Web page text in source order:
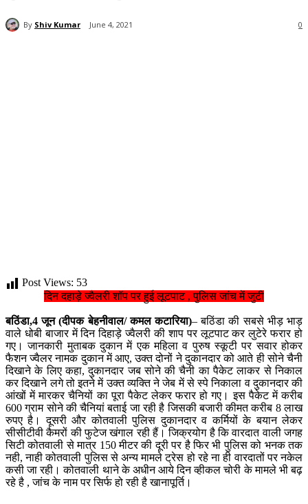
By Shiv Kumar June 4, 2021 0
Post Views: 53
दिन दहाड़े ज्वैलरी शॉप पर हुई लूटपाट , पुलिस जांच में जुटी
बठिंडा,4 जून (दीपक बेहनीवाल/ कमल कटारिया)– बठिंडा की सबसे भीड़ भाड़
वाले धोबी बाजार में दिन दिहाड़े ज्वैलरी की शाप पर लूटपाट कर लुटेरे फरार हो
गए। जानकारी मुताबक दुकान में एक महिला व पुरुष स्कूटी पर सवार होकर
फैशन ज्वैलर नामक दुकान में आए, उक्त दोनों ने दुकानदार को आते ही सोने चैनी
दिखाने के लिए कहा, दुकानदार जब सोने की चैनी का पैकेट लाकर से निकाल
कर दिखाने लगे तो इतने में उक्त व्यक्ति ने जेब में से स्पे निकाला व दुकानदार की
आंखों में मारकर चैनियों का पूरा पैकेट लेकर फरार हो गए। इस पैकेट में करीब
600 ग्राम सोने की चैनियां बताई जा रही है जिसकी बजारी कीमत करीब 8 लाख
रुपए है। दूसरी और कोतवाली पुलिस दुकानदार व कर्मियों के बयान लेकर
सीसीटीवी कैमरों की फुटेज खंगाल रही हैं। जिक्रयोग है कि वारदात वाली जगह
सिटी कोतवाली से मात्र 150 मीटर की दूरी पर है फिर भी पुलिस को भनक तक
नही, नाही कोतवाली पुलिस से अन्य मामले ट्रेस हो रहे ना ही वारदातों पर नकेल
कसी जा रही। कोतवाली थाने के अधीन आये दिन व्हीकल चोरी के मामले भी बढ़
रहे है , जांच के नाम पर सिर्फ हो रही है खानापूर्ति।